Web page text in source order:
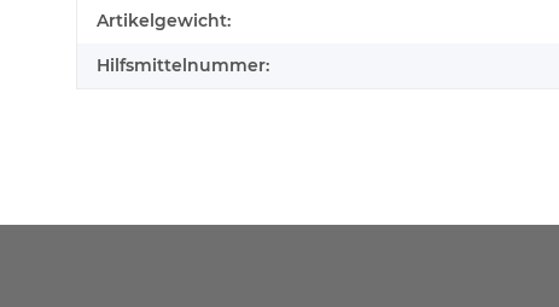
Artikelgewicht:
Hilfsmittelnummer: